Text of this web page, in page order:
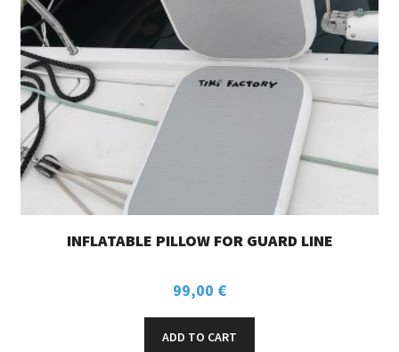
INFLATABLE PILLOW FOR GUARD LINE
99,00 €
ADD TO CART